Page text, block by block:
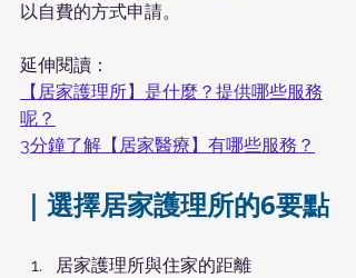
以自費的方式申請。
延伸閱讀：
【居家護理所】是什麼？提供哪些服務
呢？
3分鐘了解【居家醫療】有哪些服務？
｜選擇居家護理所的6要點
居家護理所與住家的距離